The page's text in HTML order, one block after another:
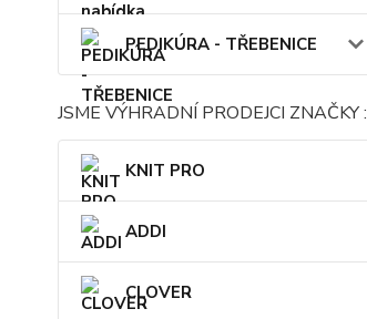
PEDIKÚRA - TŘEBENICE
JSME VÝHRADNÍ PRODEJCI ZNAČKY :
KNIT PRO
ADDI
CLOVER